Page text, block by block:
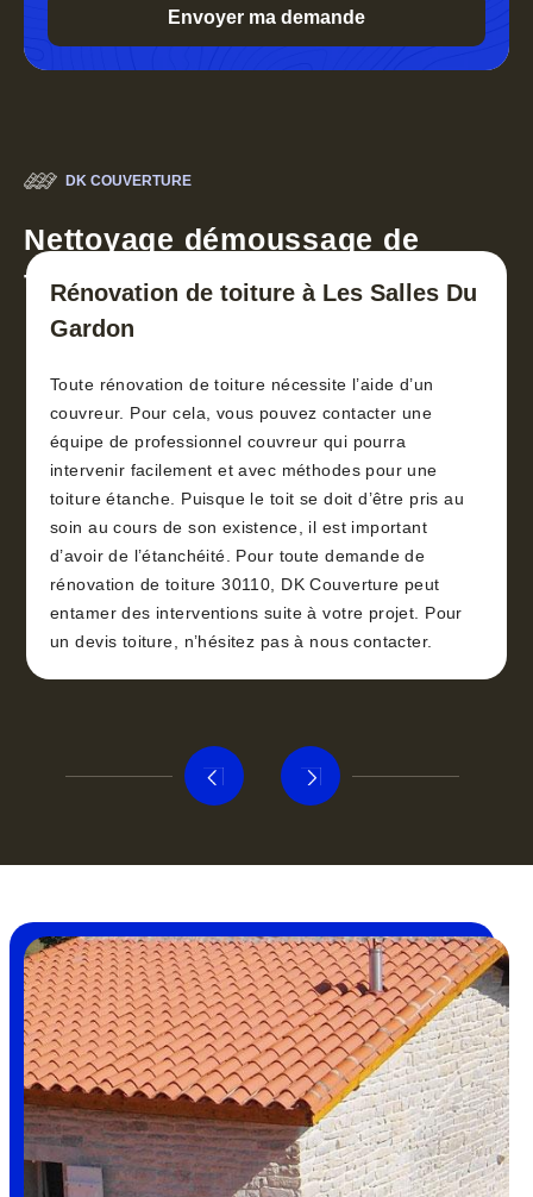
DK COUVERTURE
Nettoyage démoussage de
toiture 30
Rénovation de toiture à Les Salles Du
Gardon
Toute rénovation de toiture nécessite l’aide d’un
couvreur. Pour cela, vous pouvez contacter une
équipe de professionnel couvreur qui pourra
intervenir facilement et avec méthodes pour une
toiture étanche. Puisque le toit se doit d’être pris au
soin au cours de son existence, il est important
d’avoir de l’étanchéité. Pour toute demande de
rénovation de toiture 30110, DK Couverture peut
entamer des interventions suite à votre projet. Pour
un devis toiture, n’hésitez pas à nous contacter.